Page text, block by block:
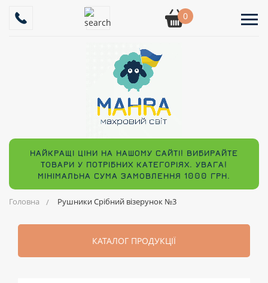
0
НАЙКРАЩІ ЦІНИ НА НАШОМУ САЙТІ! ВИБИРАЙТЕ
ТОВАРИ У ПОТРІБНИХ КАТЕГОРІЯХ. УВАГА!
МІНІМАЛЬНА СУМА ЗАМОВЛЕННЯ 1000 ГРН.
Головна Рушники Срібний візерунок №3
КАТАЛОГ ПРОДУКЦІЇ